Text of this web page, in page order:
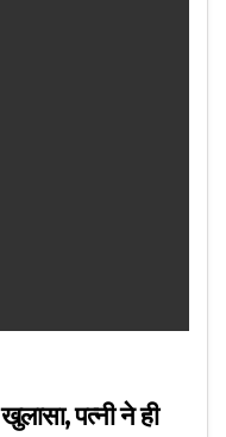
पत्नी ने ही